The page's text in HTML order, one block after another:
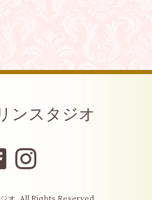
ンスタジオ